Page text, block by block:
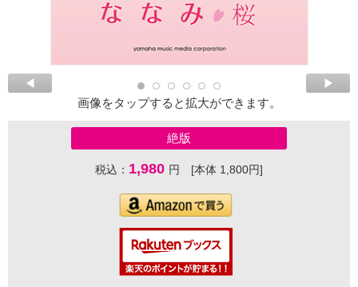
画像をタップすると拡大ができます。
絶版
税込： 1,980 円 [本体 1,800円]